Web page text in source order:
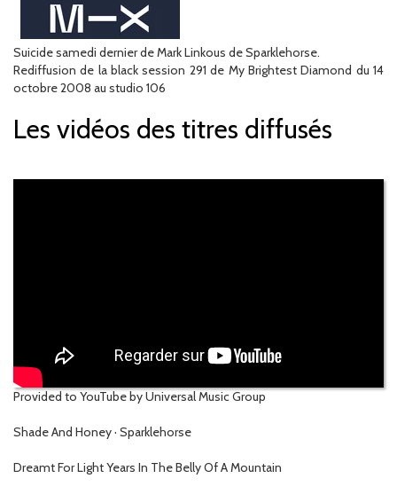
Suicide samedi dernier de Mark Linkous de Sparklehorse.
Rediffusion de la black session 291 de My Brightest Diamond du 14
octobre 2008 au studio 106
Les vidéos des titres diffusés
Provided to YouTube by Universal Music Group
Shade And Honey · Sparklehorse
Dreamt For Light Years In The Belly Of A Mountain